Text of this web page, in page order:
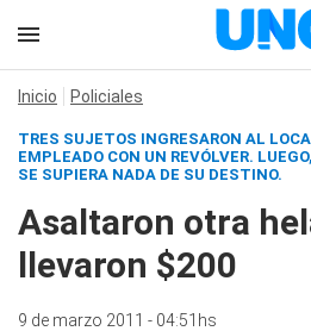
Inicio Policiales
TRES SUJETOS INGRESARON AL
EMPLEADO CON UN REVÓLVER.
SE SUPIERA NADA DE SU DESTINO.
Asaltaron otra
llevaron $200
9 de marzo 2011 - 04:51hs